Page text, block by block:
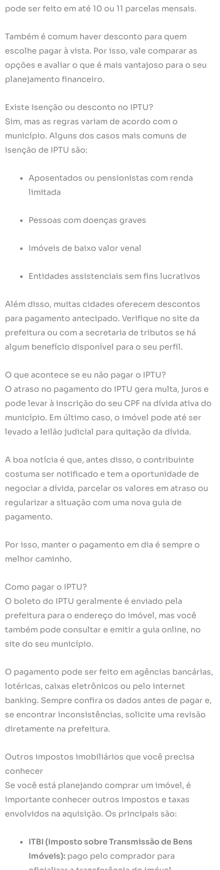
pode ser feito em até 10 ou 11 parcelas mensais.
Também é comum haver desconto para quem
escolhe pagar à vista. Por isso, vale comparar as
opções e avaliar o que é mais vantajoso para o seu
planejamento financeiro.
Existe isenção ou desconto no IPTU?
Sim, mas as regras variam de acordo com o
município. Alguns dos casos mais comuns de
isenção de IPTU são:
Aposentados ou pensionistas com renda
limitada
Pessoas com doenças graves
Imóveis de baixo valor venal
Entidades assistenciais sem fins lucrativos
Além disso, muitas cidades oferecem descontos
para pagamento antecipado. Verifique no site da
prefeitura ou com a secretaria de tributos se há
algum benefício disponível para o seu perfil.
O que acontece se eu não pagar o IPTU?
O atraso no pagamento do IPTU gera multa, juros e
pode levar à inscrição do seu CPF na dívida ativa do
município. Em último caso, o imóvel pode até ser
levado a leilão judicial para quitação da dívida.
A boa notícia é que, antes disso, o contribuinte
costuma ser notificado e tem a oportunidade de
negociar a dívida, parcelar os valores em atraso ou
regularizar a situação com uma nova guia de
pagamento.
Por isso, manter o pagamento em dia é sempre o
melhor caminho.
Como pagar o IPTU?
O boleto do IPTU geralmente é enviado pela
prefeitura para o endereço do imóvel, mas você
também pode consultar e emitir a guia online, no
site do seu município.
O pagamento pode ser feito em agências bancárias,
lotéricas, caixas eletrônicos ou pelo internet
banking. Sempre confira os dados antes de pagar e,
se encontrar inconsistências, solicite uma revisão
diretamente na prefeitura.
Outros impostos imobiliários que você precisa
conhecer
Se você está planejando comprar um imóvel, é
importante conhecer outros impostos e taxas
envolvidos na aquisição. Os principais são:
ITBI (Imposto sobre Transmissão de Bens
Imóveis): pago pelo comprador para